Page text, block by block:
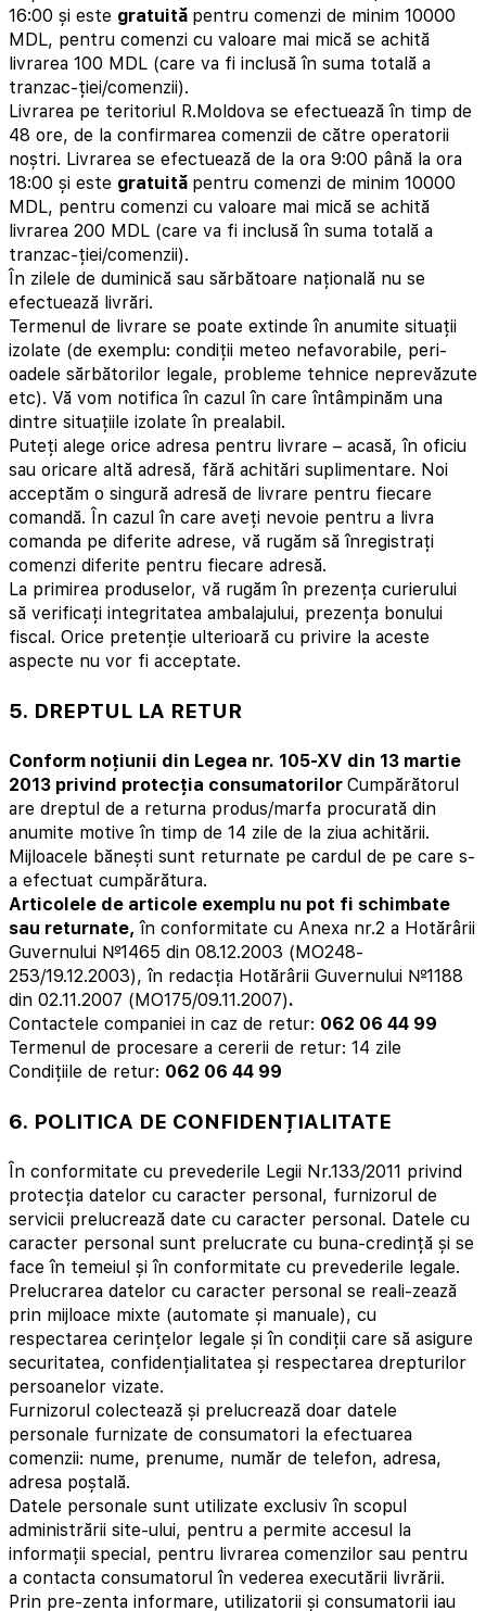
16:00 și este gratuită pentru comenzi de minim 10000
MDL, pentru comenzi cu valoare mai mică se achită
livrarea 100 MDL (care va fi inclusă în suma totală a
tranzac-ției/comenzii).
Livrarea pe teritoriul R.Moldova se efectuează în timp de
48 ore, de la confirmarea comenzii de către operatorii
noștri. Livrarea se efectuează de la ora 9:00 până la ora
18:00 și este gratuită pentru comenzi de minim 10000
MDL, pentru comenzi cu valoare mai mică se achită
livrarea 200 MDL (care va fi inclusă în suma totală a
tranzac-ției/comenzii).
În zilele de duminică sau sărbătoare națională nu se
efectuează livrări.
Termenul de livrare se poate extinde în anumite situații
izolate (de exemplu: condiții meteo nefavorabile, peri-
oadele sărbătorilor legale, probleme tehnice neprevăzute
etc). Vă vom notifica în cazul în care întâmpinăm una
dintre situațiile izolate în prealabil.
Puteți alege orice adresa pentru livrare – acasă, în oficiu
sau oricare altă adresă, fără achitări suplimentare. Noi
acceptăm o singură adresă de livrare pentru fiecare
comandă. În cazul în care aveți nevoie pentru a livra
comanda pe diferite adrese, vă rugăm să înregistrați
comenzi diferite pentru fiecare adresă.
La primirea produselor, vă rugăm în prezența curierului
să verificați integritatea ambalajului, prezența bonului
fiscal. Orice pretenție ulterioară cu privire la aceste
aspecte nu vor fi acceptate.
5. DREPTUL LA RETUR
Conform noțiunii din Legea nr. 105-XV din 13 martie
2013 privind protecția consumatorilor Cumpărătorul
are dreptul de a returna produs/marfa procurată din
anumite motive în timp de 14 zile de la ziua achitării.
Mijloacele bănești sunt returnate pe cardul de pe care s-
a efectuat cumpărătura.
Articolele de articole exemplu nu pot fi schimbate
sau returnate,în conformitate cu Anexa nr.2 a Hotărârii
Guvernului №1465 din 08.12.2003 (MO248-
253/19.12.2003), în redacția Hotărârii Guvernului №1188
din 02.11.2007 (МО175/09.11.2007).
Contactele companiei in caz de retur: 062 06 44 99
Termenul de procesare a cererii de retur: 14 zile
Condițiile de retur: 062 06 44 99
6. POLITICA DE CONFIDENȚIALITATE
În conformitate cu prevederile Legii Nr.133/2011 privind
protecția datelor cu caracter personal, furnizorul de
servicii prelucrează date cu caracter personal. Datele cu
caracter personal sunt prelucrate cu buna-credință și se
face în temeiul și în conformitate cu prevederile legale.
Prelucrarea datelor cu caracter personal se reali-zează
prin mijloace mixte (automate și manuale), cu
respectarea cerințelor legale și în condiții care să asigure
securitatea, confidențialitatea și respectarea drepturilor
persoanelor vizate.
Furnizorul colectează și prelucrează doar datele
personale furnizate de consumatori la efectuarea
comenzii: nume, prenume, număr de telefon, adresa,
adresa poștală.
Datele personale sunt utilizate exclusiv în scopul
administrării site-ului, pentru a permite accesul la
informații special, pentru livrarea comenzilor sau pentru
a contacta consumatorul în vederea executării livrării.
Prin pre-zenta informare, utilizatorii și consumatorii iau